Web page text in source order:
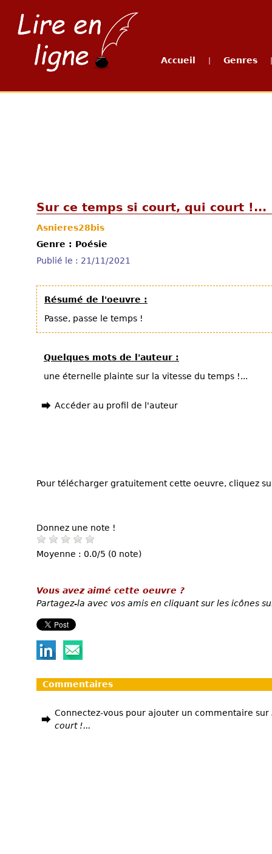
Accueil Genres
Sur ce temps si court, qui court !...
Asnieres28bis
Genre : Poésie
Publié le : 21/11/2021
Résumé de l'oeuvre :
Passe, passe le temps !
Quelques mots de l'auteur :
une éternelle plainte sur la vitesse du temps !...
Accéder au profil de l'auteur
Pour télécharger gratuitement cette oeuvre, cliquez
Donnez une note !
Moyenne : 0.0/5 (0 note)
Vous avez aimé cette oeuvre ?
Partagez-la avec vos amis en cliquant sur les icônes
Commentaires
Connectez-vous pour ajouter un commentaire sur
court !...